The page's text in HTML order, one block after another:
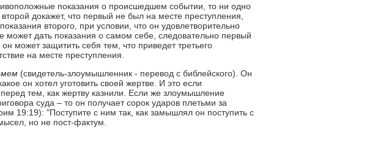
показания о происшедшем событии, то ни одно
докажет, что первый не был на месте преступления,
второго, при условии, что он удовлетворительно
может дать показания о самом себе, следовательно первый
может защитить себя тем, что приведет третьего
на месте преступления.
(свидетель-злоумышленник - перевод с библейского). Он
он хотел уготовить своей жертве. И это если
тем, как жертву казнили. Если же злоумышление
суда – то он получает сорок ударов плетьми за
19:19): "Поступите с ним так, как замышлял он поступить с
но не пост-фактум.